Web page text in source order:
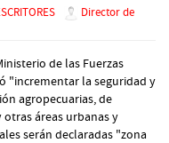
Director de
de las Fuerzas
"incrementar la seguridad y
agropecuarias, de
áreas urbanas y
serán declaradas "zona